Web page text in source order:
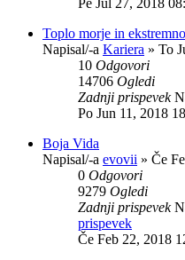
Toplo morje in
Napisal/-a Kariera » To
10 Odgovori
14706 Ogledi
Zadnji prispevek
Po Jun 11, 2018
Boja Vida
Napisal/-a evovii » Če
0 Odgovori
9279 Ogledi
Zadnji prispevek
prispevek
Če Feb 22, 2018